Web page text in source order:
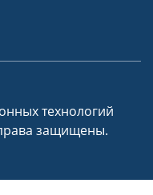
технологий
защищены.